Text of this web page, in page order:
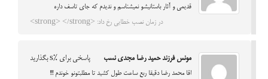
قدیمی و آثار باستانیشو نمیشناسم و ندیدم که جای تاسف داره
در زمان نصب خطایی رخ داد: <strong> </strong>
مونس فرزند حمید رضا مجدی نسب پاسخی برای %s بگذارید
اقا محمد رضا دقیقا ربع ساعت طول کشید تا مطلبتونو خوندم !!!